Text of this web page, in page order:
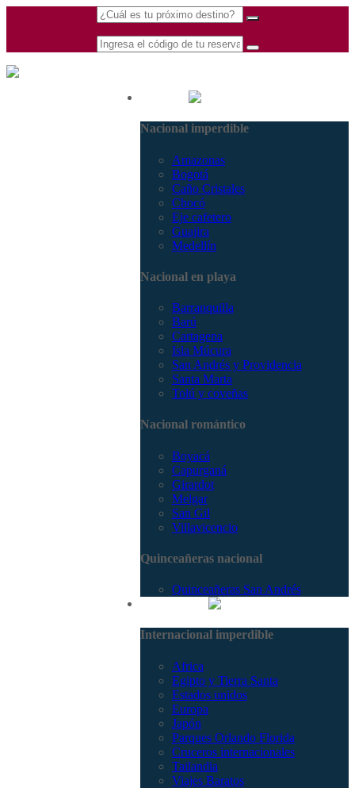
Nacional imperdible
Amazonas
Bogotá
Caño Cristales
Chocó
Eje cafetero
Guajira
Medellín
Nacional en playa
Barranquilla
Barú
Cartagena
Isla Múcura
San Andrés y Providencia
Santa Marta
Tolú y coveñas
Nacional romántico
Boyacá
Capurganá
Girardot
Melgar
San Gil
Villavicencio
Quinceañeras nacional
Quinceañeras San Andrés
Internacional imperdible
Africa
Egipto y Tierra Santa
Estados unidos
Europa
Japón
Parques Orlando Florida
Cruceros internacionales
Tailandia
Viajes Baratos